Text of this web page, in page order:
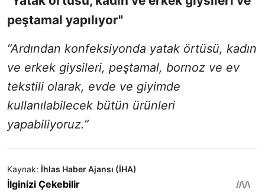
peştamal yapılıyor"
“Ardından konfeksiyonda yatak örtüsü, kadın
ve erkek giysileri, peştamal, bornoz ve ev
tekstili olarak, evde ve giyimde
kullanılabilecek bütün ürünleri
yapabiliyoruz.”
Kaynak: İhlas Haber Ajansı (İHA)